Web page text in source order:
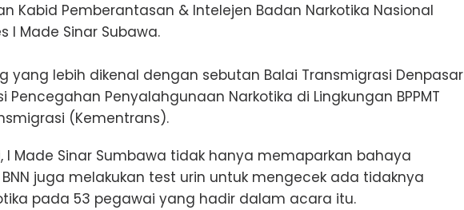
Kabid Pemberantasan & Intelejen Badan Narkotika Nasional
I Made Sinar Subawa.
yang lebih dikenal dengan sebutan Balai Transmigrasi Denpasar
Pencegahan Penyalahgunaan Narkotika di Lingkungan BPPMT
(Kementrans).
I Made Sinar Sumbawa tidak hanya memaparkan bahaya
juga melakukan test urin untuk mengecek ada tidaknya
pada 53 pegawai yang hadir dalam acara itu.